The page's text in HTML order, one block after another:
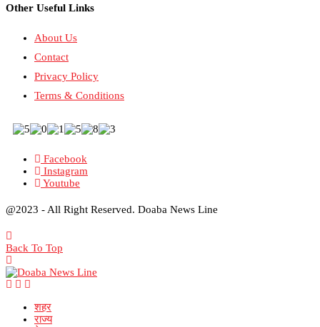
Other Useful Links
About Us
Contact
Privacy Policy
Terms & Conditions
Facebook
Instagram
Youtube
@2023 - All Right Reserved. Doaba News Line
Back To Top
शहर
राज्य